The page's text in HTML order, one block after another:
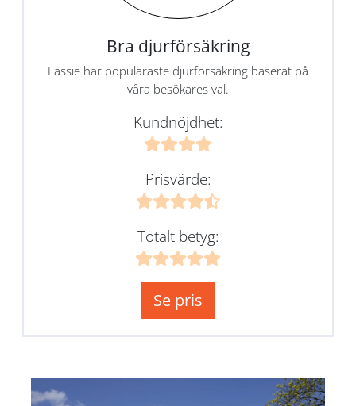
Bra djurförsäkring
Lassie har populäraste djurförsäkring baserat på
våra besökares val.
Kundnöjdhet:
Prisvärde:
Totalt betyg:
Se pris